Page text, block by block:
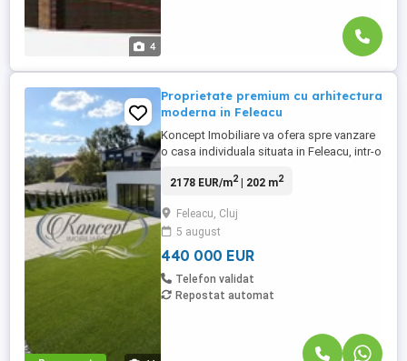
4
Proprietate premium cu arhitectura
moderna in Feleacu
Koncept Imobiliare va ofera spre vanzare
o casa individuala situata in Feleacu, intr-o
caracterizata prin liniste, intimitate si
Proprietatea beneficiaza de o pozitionare
excelenta si o panorama frumoasa asupra
dealurilor din imprejurimi, ...
2178 EUR/m2| 202 m2
Feleacu, Cluj
5 august
440 000 EUR
Telefon validat
Repostat automat